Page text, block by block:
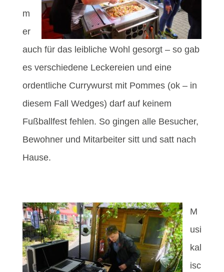
m
er
auch für das leibliche Wohl gesorgt – so gab
es verschiedene Leckereien und eine
ordentliche Currywurst mit Pommes (ok – in
diesem Fall Wedges) darf auf keinem
Fußballfest fehlen. So gingen alle Besucher,
Bewohner und Mitarbeiter sitt und satt nach
Hause.
M
usi
kal
isc